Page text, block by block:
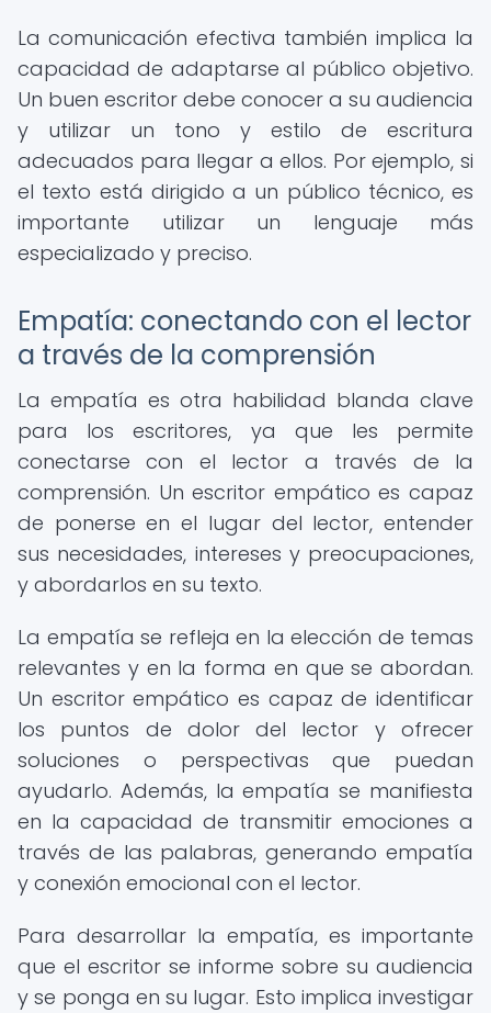
La comunicación efectiva también implica la
capacidad de adaptarse al público objetivo.
Un buen escritor debe conocer a su audiencia
y utilizar un tono y estilo de escritura
adecuados para llegar a ellos. Por ejemplo, si
el texto está dirigido a un público técnico, es
importante utilizar un lenguaje más
especializado y preciso.
Empatía: conectando con el lector
a través de la comprensión
La empatía es otra habilidad blanda clave
para los escritores, ya que les permite
conectarse con el lector a través de la
comprensión. Un escritor empático es capaz
de ponerse en el lugar del lector, entender
sus necesidades, intereses y preocupaciones,
y abordarlos en su texto.
La empatía se refleja en la elección de temas
relevantes y en la forma en que se abordan.
Un escritor empático es capaz de identificar
los puntos de dolor del lector y ofrecer
soluciones o perspectivas que puedan
ayudarlo. Además, la empatía se manifiesta
en la capacidad de transmitir emociones a
través de las palabras, generando empatía
y conexión emocional con el lector.
Para desarrollar la empatía, es importante
que el escritor se informe sobre su audiencia
y se ponga en su lugar. Esto implica investigar